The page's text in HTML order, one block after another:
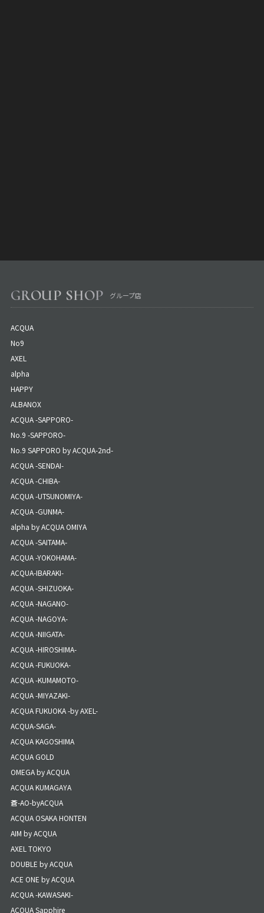
GROUP SHOP グループ店
ACQUA
No9
AXEL
alpha
HAPPY
ALBANOX
ACQUA -SAPPORO-
No.9 -SAPPORO-
No.9 SAPPORO by ACQUA-2nd-
ACQUA -SENDAI-
ACQUA -CHIBA-
ACQUA -UTSUNOMIYA-
ACQUA -GUNMA-
alpha by ACQUA OMIYA
ACQUA -SAITAMA-
ACQUA -YOKOHAMA-
ACQUA-IBARAKI-
ACQUA -SHIZUOKA-
ACQUA -NAGANO-
ACQUA -NAGOYA-
ACQUA -NIIGATA-
ACQUA -HIROSHIMA-
ACQUA -FUKUOKA-
ACQUA -KUMAMOTO-
ACQUA -MIYAZAKI-
ACQUA FUKUOKA -by AXEL-
ACQUA-SAGA-
ACQUA KAGOSHIMA
ACQUA GOLD
OMEGA by ACQUA
ACQUA KUMAGAYA
蒼-AO-byACQUA
ACQUA OSAKA HONTEN
AIM by ACQUA
AXEL TOKYO
DOUBLE by ACQUA
ACE ONE by ACQUA
ACQUA -KAWASAKI-
ACQUA Sapphire